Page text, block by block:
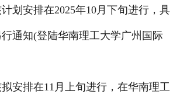
安排在2025年10月下旬进行，具
通知(登陆华南理工大学广州国际
排在11月上旬进行，在华南理工